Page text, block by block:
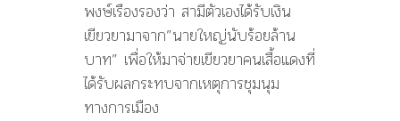
พงษ์เรืองรองว่า สามีตัวเองได้รับเงิน
เยียวยามาจาก”นายใหญ่นับร้อยล้าน
บาท” เพื่อให้มาจ่ายเยียวยาคนเสื้อแดงที่
ได้รับผลกระทบจากเหตุการชุมนุม
ทางการเมือง